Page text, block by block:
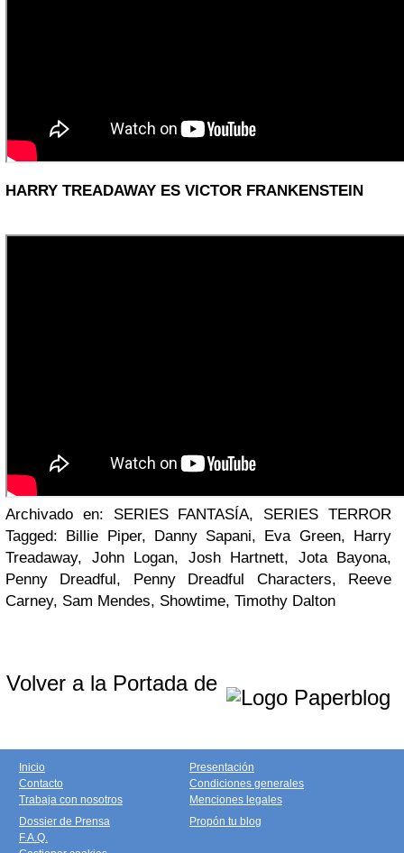
HARRY TREADAWAY ES VICTOR FRANKENSTEIN
Archivado en: SERIES FANTASÍA, SERIES TERROR
Tagged: Billie Piper, Danny Sapani, Eva Green, Harry
Treadaway, John Logan, Josh Hartnett, Jota Bayona,
Penny Dreadful, Penny Dreadful Characters, Reeve
Carney, Sam Mendes, Showtime, Timothy Dalton
Volver a la Portada de
Inicio
Contacto
Trabaja con nosotros
Presentación
Condiciones generales
Menciones legales
Dossier de Prensa
F.A.Q.
Propón tu blog